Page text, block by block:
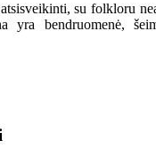
su folkloru
yra bendruomenė,